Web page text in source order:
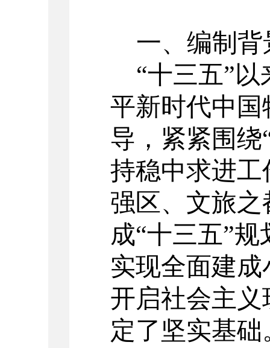
一、编制
“十三五”以
平新时代中
导，紧紧围绕
持稳中求进
强区、文旅
成“十三五”规
实现全面建
开启社会主
定了坚实基础